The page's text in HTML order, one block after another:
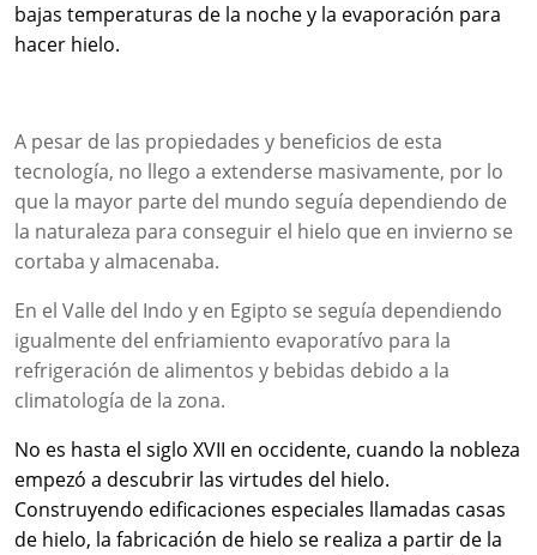
bajas temperaturas de la noche y la evaporación para
hacer hielo.
A pesar de las propiedades y beneficios de esta
tecnología, no llego a extenderse masivamente, por lo
que la mayor parte del mundo seguía dependiendo de
la naturaleza para conseguir el hielo que en invierno se
cortaba y almacenaba.
En el Valle del Indo y en Egipto se seguía dependiendo
igualmente del enfriamiento evaporatívo para la
refrigeración de alimentos y bebidas debido a la
climatología de la zona.
No es hasta el siglo XVII en occidente, cuando la nobleza
empezó a descubrir las virtudes del hielo.
Construyendo edificaciones especiales llamadas casas
de hielo, la fabricación de hielo se realiza a partir de la